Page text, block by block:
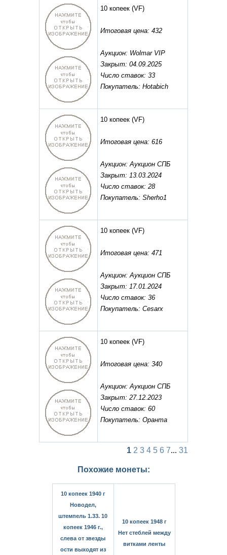
10 копеек (VF)
Итоговая цена: 432
Аукцион: Wolmar VIP
Закрыт: 04.09.2025
Число ставок: 33
Покупатель: Hotabich
10 копеек (VF)
Итоговая цена: 616
Аукцион: Аукцион СПБ
Закрыт: 13.03.2024
Число ставок: 28
Покупатель: Sherho1
10 копеек (VF)
Итоговая цена: 471
Аукцион: Аукцион СПБ
Закрыт: 17.01.2024
Число ставок: 36
Покупатель: Cesarx
10 копеек (VF)
Итоговая цена: 340
Аукцион: Аукцион СПБ
Закрыт: 27.12.2023
Число ставок: 60
Покупатель: Оранта
1 2 3 4 5 6 7... 31
Похожие монеты:
10 копеек 1940 г
Новодел,
штемпель 1.33. 10
копеек 1946 г.,
слева от звезды
ости выходят из
10 копеек 1948 г
Нет стеблей между
витками ленты